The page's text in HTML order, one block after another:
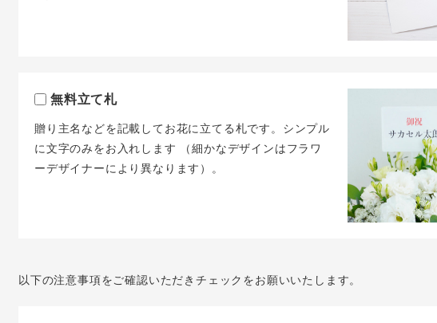
無料立て札
贈り主名などを記載してお花に立てる札です。シンプル
に文字のみをお入れします （細かなデザインはフラワ
ーデザイナーにより異なります）。
以下の注意事項をご確認いただきチェックをお願いいたします。